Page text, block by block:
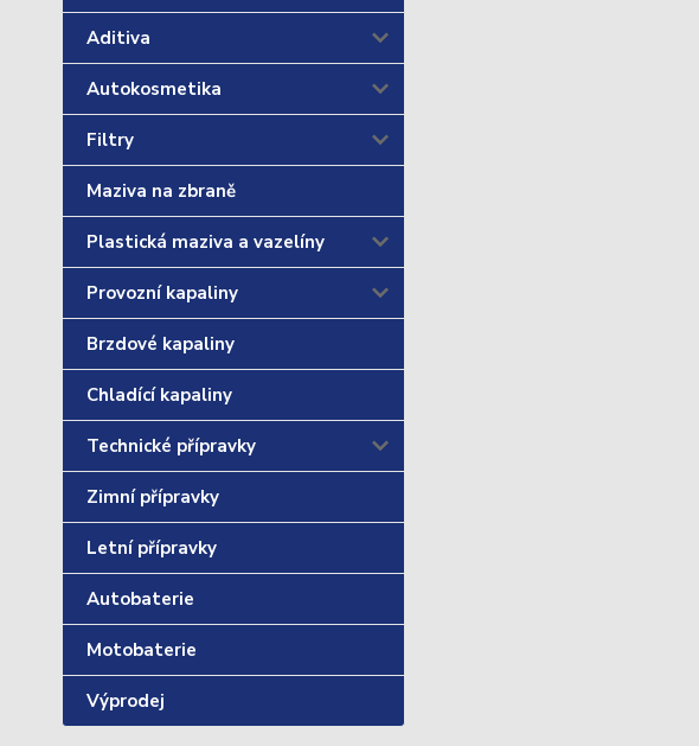
Aditiva
Autokosmetika
Filtry
Maziva na zbraně
Plastická maziva a vazelíny
Provozní kapaliny
Brzdové kapaliny
Chladící kapaliny
Technické přípravky
Zimní přípravky
Letní přípravky
Autobaterie
Motobaterie
Výprodej